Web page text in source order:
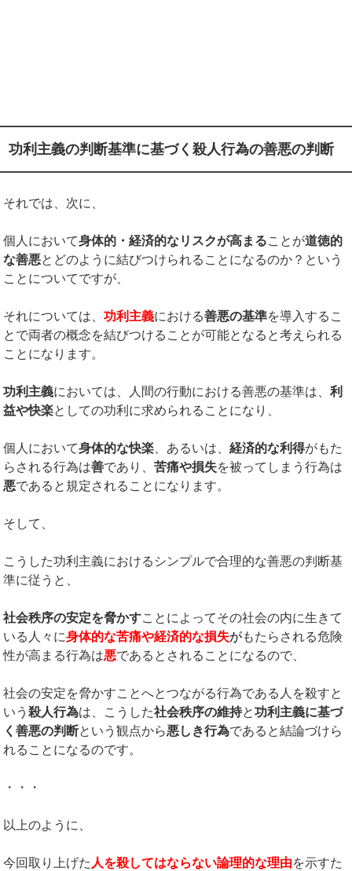
功利主義の判断基準に基づく殺人行為の善悪の判断
それでは、次に、
個人において身体的・経済的なリスクが高まることが道徳的
な善悪とどのように結びつけられることになるのか？という
ことについてですが、
それについては、功利主義における善悪の基準を導入するこ
とで両者の概念を結びつけることが可能となると考えられる
ことになります。
功利主義においては、人間の行動における善悪の基準は、利
益や快楽としての功利に求められることになり、
個人において身体的な快楽、あるいは、経済的な利得がもた
らされる行為は善であり、苦痛や損失を被ってしまう行為は
悪であると規定されることになります。
そして、
こうした功利主義におけるシンプルで合理的な善悪の判断基
準に従うと、
社会秩序の安定を脅かすことによってその社会の内に生きて
いる人々に身体的な苦痛や経済的な損失がもたらされる危険
性が高まる行為は悪であるとされることになるので、
社会の安定を脅かすことへとつながる行為である人を殺すと
いう殺人行為は、こうした社会秩序の維持と功利主義に基づ
く善悪の判断という観点から悪しき行為であると結論づけら
れることになるのです。
・・・
以上のように、
今回取り上げた 人を殺してはならない論理的な理由を示すた